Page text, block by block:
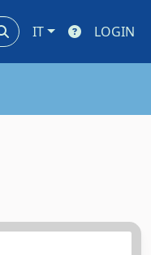
IT LOGIN